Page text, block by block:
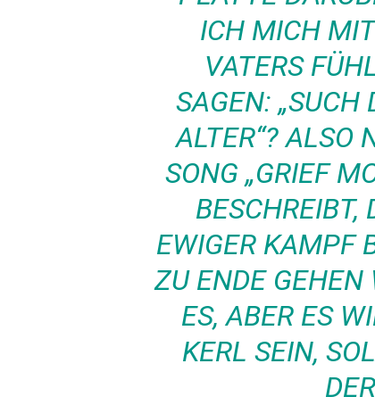
ICH MICH
VATERS
SAGEN: „SUCH
ALTER“? ALSO
SONG „GRIEF
BESCHREIBT,
EWIGER KAMPF
ZU ENDE GEHEN
ES, ABER ES
KERL SEIN,